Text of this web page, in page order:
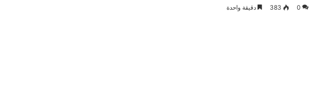
0
383 دقيقة واحدة